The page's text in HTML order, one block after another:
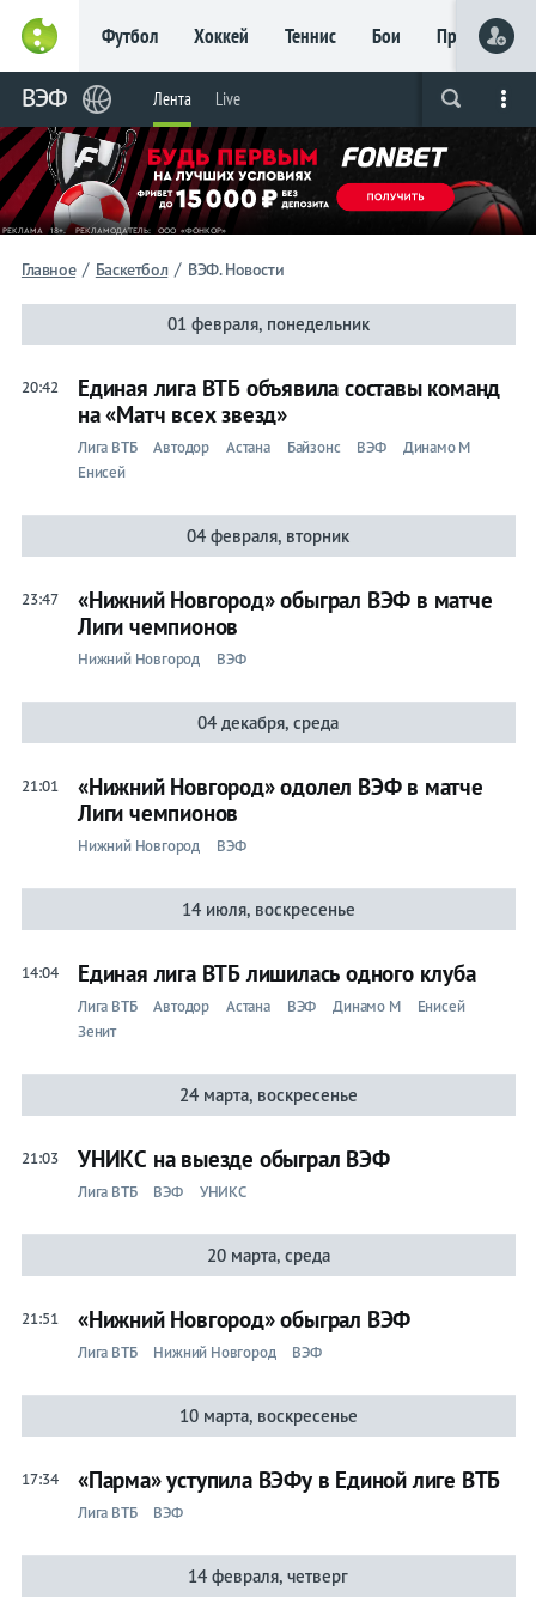
Футбол Хоккей Теннис Бои Прочие
Live Вся лента Букмекеры
ВЭФ Лента Live
Главное / Баскетбол / ВЭФ. Новости
01 февраля, понедельник
20:42
Единая лига ВТБ объявила составы команд
на «Матч всех звезд»
Лига ВТБ Автодор Астана Байзонс ВЭФ
Динамо М
Енисей
04 февраля, вторник
23:47
«Нижний Новгород» обыграл ВЭФ в матче
Лиги чемпионов
Нижний Новгород ВЭФ
04 декабря, среда
21:01
«Нижний Новгород» одолел ВЭФ в матче
Лиги чемпионов
Нижний Новгород ВЭФ
14 июля, воскресенье
14:04 Единая лига ВТБ лишилась одного клуба
Лига ВТБ Автодор Астана ВЭФ Динамо М
Енисей
Зенит
24 марта, воскресенье
21:03 УНИКС на выезде обыграл ВЭФ
Лига ВТБ ВЭФ УНИКС
20 марта, среда
21:51 «Нижний Новгород» обыграл ВЭФ
Лига ВТБ Нижний Новгород ВЭФ
10 марта, воскресенье
17:34 «Парма» уступила ВЭФу в Единой лиге ВТБ
Лига ВТБ ВЭФ
14 февраля, четверг
Главное
Лента
Календари
Прогнозы
Трансферы
Live
Фрибет
до 15
000 ₽
игрокам, без
Футбол
Лента
АПЛ
Примера
чемпионов
Лента
Прогнозы
КХЛ
НХЛ
Прогнозы
на спорт
Букмекеры
Теннис
Бои
ВЭФ
Лента
Прочие